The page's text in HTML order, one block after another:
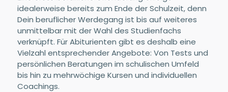
idealerweise bereits zum Ende der Schulzeit, denn
Dein beruflicher Werdegang ist bis auf weiteres
unmittelbar mit der Wahl des Studienfachs
verknüpft. Für Abiturienten gibt es deshalb eine
Vielzahl entsprechender Angebote: Von Tests und
persönlichen Beratungen im schulischen Umfeld
bis hin zu mehrwöchige Kursen und individuellen
Coachings.